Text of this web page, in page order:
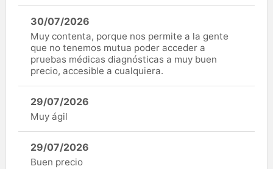
30/07/2026
Muy contenta, porque nos permite a la gente
que no tenemos mutua poder acceder a
pruebas médicas diagnósticas a muy buen
precio, accesible a cualquiera.
29/07/2026
Muy ágil
29/07/2026
Buen precio